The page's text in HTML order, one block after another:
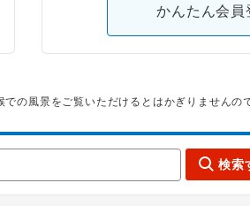
かんたん会員
の風景をご覧いただけるとはかぎりませんの
検索